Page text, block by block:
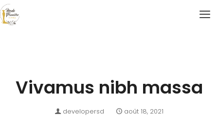
Vivamus nibh massa
developersd août 18, 2021